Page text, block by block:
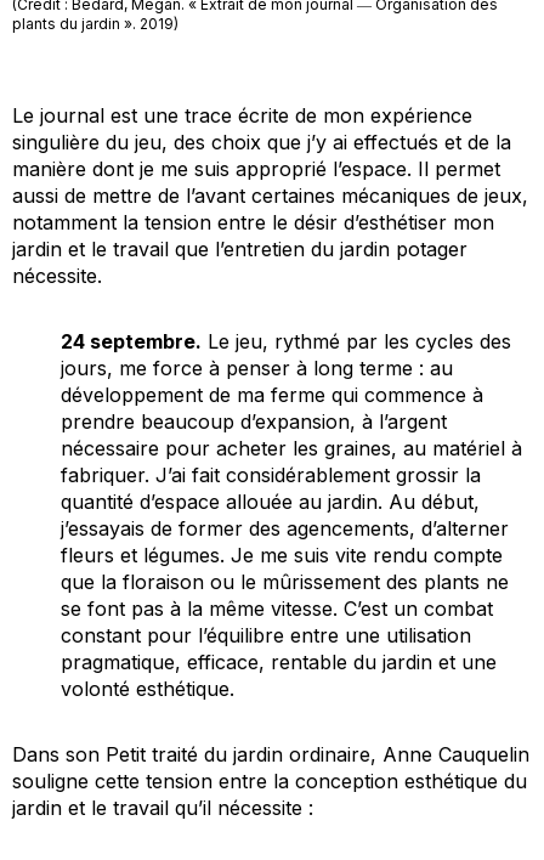
(Credit : Bédard, Megan. « Extrait de mon journal ― Organisation des
plants du jardin ». 2019)
Le journal est une trace écrite de mon expérience
singulière du jeu, des choix que j’y ai effectués et de la
manière dont je me suis approprié l’espace. Il permet
aussi de mettre de l’avant certaines mécaniques de jeux,
notamment la tension entre le désir d’esthétiser mon
jardin et le travail que l’entretien du jardin potager
nécessite.
24 septembre. Le jeu, rythmé par les cycles des
jours, me force à penser à long terme : au
développement de ma ferme qui commence à
prendre beaucoup d’expansion, à l’argent
nécessaire pour acheter les graines, au matériel à
fabriquer. J’ai fait considérablement grossir la
quantité d’espace allouée au jardin. Au début,
j’essayais de former des agencements, d’alterner
fleurs et légumes. Je me suis vite rendu compte
que la floraison ou le mûrissement des plants ne
se font pas à la même vitesse. C’est un combat
constant pour l’équilibre entre une utilisation
pragmatique, efficace, rentable du jardin et une
volonté esthétique.
Dans son Petit traité du jardin ordinaire, Anne Cauquelin
souligne cette tension entre la conception esthétique du
jardin et le travail qu’il nécessite :